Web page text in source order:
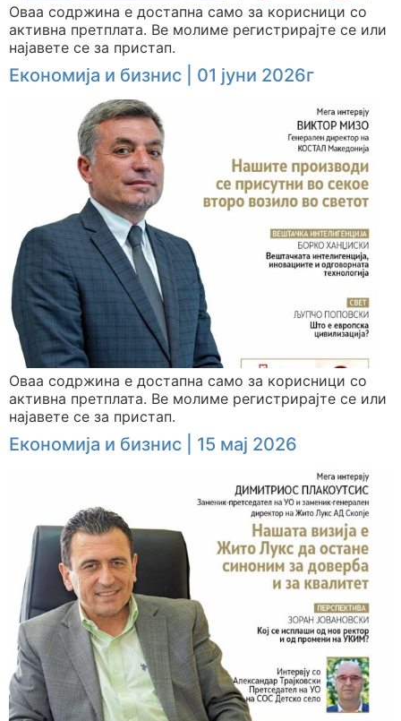
Оваа содржина е достапна само за корисници со
активна претплата. Ве молиме регистрирајте се или
најавете се за пристап.
Економија и бизнис | 01 јуни 2026г
Оваа содржина е достапна само за корисници со
активна претплата. Ве молиме регистрирајте се или
најавете се за пристап.
Економија и бизнис | 15 мај 2026